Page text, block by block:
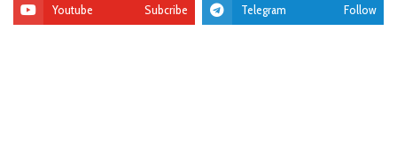
Youtube Subcribe Telegram Follow